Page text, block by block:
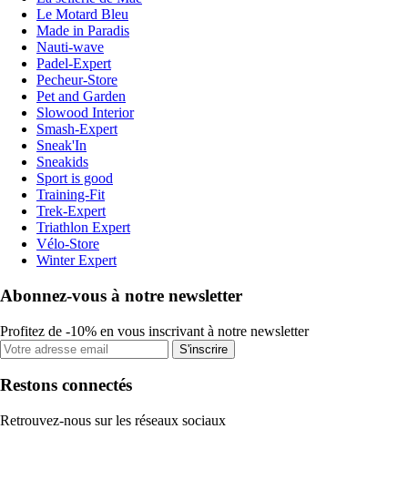
Le Motard Bleu
Made in Paradis
Nauti-wave
Padel-Expert
Pecheur-Store
Pet and Garden
Slowood Interior
Smash-Expert
Sneak'In
Sneakids
Sport is good
Training-Fit
Trek-Expert
Triathlon Expert
Vélo-Store
Winter Expert
Abonnez-vous à notre newsletter
Profitez de -10% en vous inscrivant à notre newsletter
S'inscrire
Restons connectés
Retrouvez-nous sur les réseaux sociaux